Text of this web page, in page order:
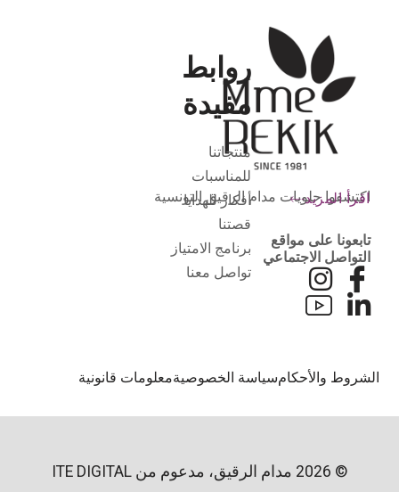
اكتشفوا حلويات مدام الرقيق التونسية
اقرأ المزيد
تابعونا على مواقع
التواصل الاجتماعي
روابط
مفيدة
منتجاتنا
للمناسبات
أفكار للهدايا
قصتنا
برنامج الامتياز
تواصل معنا
والأحكامسياسة الخصوصيةمعلومات قانونية
ITE DIGITAL